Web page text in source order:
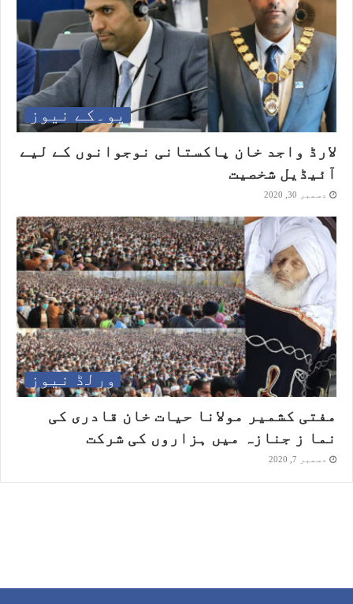
یو۔کے نیوز
لارڈ واجد خان پاکستانی نوجوانوں کے لیے
آئیڈیل شخصیت
دسمبر 30, 2020
ورلڈ نیوز
مفتی کشمیر مولانا حیات خان قادری کی
نما ز جنازہ میں ہزاروں کی شرکت
دسمبر 7, 2020